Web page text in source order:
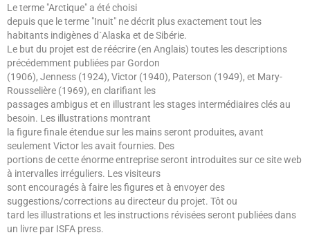
Le terme "Arctique" a été choisi
depuis que le terme "Inuit" ne décrit plus exactement tout les
habitants indigènes d´Alaska et de Sibérie.
Le but du projet est de réécrire (en Anglais) toutes les descriptions
précédemment publiées par Gordon
(1906), Jenness (1924), Victor (1940), Paterson (1949), et Mary-
Rousselière (1969), en clarifiant les
passages ambigus et en illustrant les stages intermédiaires clés au
besoin. Les illustrations montrant
la figure finale étendue sur les mains seront produites, avant
seulement Victor les avait fournies. Des
portions de cette énorme entreprise seront introduites sur ce site web
à intervalles irréguliers. Les visiteurs
sont encouragés à faire les figures et à envoyer des
suggestions/corrections au directeur du projet. Tôt ou
tard les illustrations et les instructions révisées seront publiées dans
un livre par ISFA press.